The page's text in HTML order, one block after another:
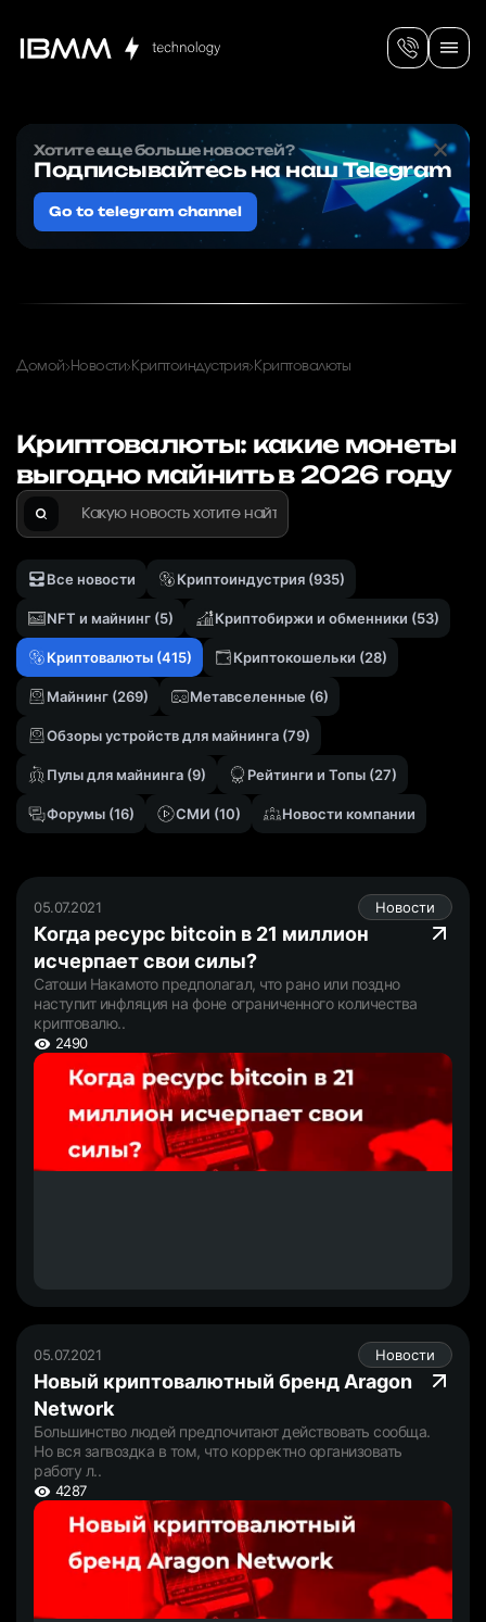
Хотите еще больше новостей?
Подписывайтесь на наш Telegram
Go to telegram channel
Домой Новости Криптоиндустрия Криптовалюты
Криптовалюты: какие монеты
выгодно майнить в 2026 году
Найти
Все новости Криптоиндустрия (935)
NFT и майнинг (5) Криптобиржи и обменники (53)
Криптовалюты (415) Криптокошельки (28)
Майнинг (269) Метавселенныe (6)
Обзоры устройств для майнинга (79)
Пулы для майнинга (9) Рейтинги и Топы (27)
Форумы (16) СМИ (10) Новости компании
05.07.2021 Новости
Когда ресурс bitcoin в 21 миллион
исчерпает свои силы?
Сатоши Накамото предполагал, что рано или поздно
наступит инфляция на фоне ограниченного количества
криптовалю..
2490
05.07.2021 Новости
Новый криптовалютный бренд Aragon
Network
Большинство людей предпочитают действовать сообща.
Но вся загвоздка в том, что корректно организовать
работу л..
4287